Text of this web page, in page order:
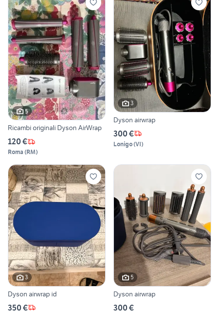
5
Ricambi originali Dyson AirWrap
120 €
Roma (RM)
3
Dyson airwrap
300 €
Lonigo(VI)
3
Dyson airwrap id
350 €
5
Dyson airwrap
300 €